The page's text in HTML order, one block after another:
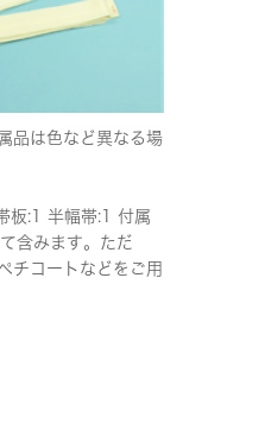
品は色など異なる場
板:1 半幅帯:1 付属
含みます。ただ
チコートなどをご用